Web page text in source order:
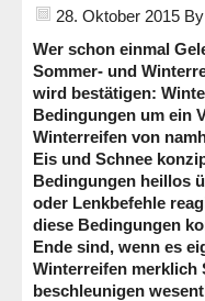
28. Oktober 2015 By
Wer schon einmal
Sommer- und
wird bestätigen:
Bedingungen um ein
Winterreifen von
Eis und Schnee
Bedingungen heillos
oder Lenkbefehle
diese Bedingungen
Ende sind, wenn es
Winterreifen merklich
beschleunigen